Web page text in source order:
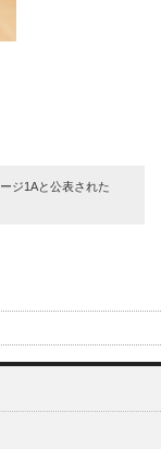
ジ1Aと公表された